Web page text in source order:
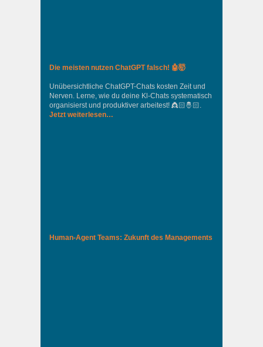
Die meisten nutzen ChatGPT falsch! 🤖🤯
Unübersichtliche ChatGPT-Chats kosten Zeit und
Nerven. Lerne, wie du deine Kl-Chats systematisch
organisierst und produktiver arbeitest! 👸🏻🤴🏻.
Jetzt weiterlesen…
Human-Agent Teams: Zukunft des Managements